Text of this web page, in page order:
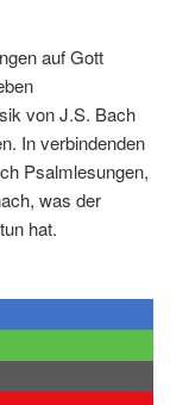
auf Gott
von J.S. Bach
In verbindenden
Psalmlesungen,
was der
hat.